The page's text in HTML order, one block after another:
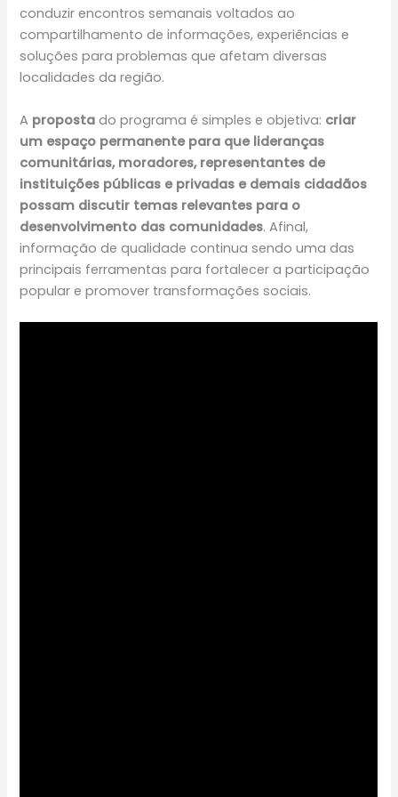
conduzir encontros semanais voltados ao
compartilhamento de informações, experiências e
soluções para problemas que afetam diversas
localidades da região.
A proposta do programa é simples e objetiva: criar
um espaço permanente para que lideranças
comunitárias, moradores, representantes de
instituições públicas e privadas e demais cidadãos
possam discutir temas relevantes para o
desenvolvimento das comunidades. Afinal,
informação de qualidade continua sendo uma das
principais ferramentas para fortalecer a participação
popular e promover transformações sociais.